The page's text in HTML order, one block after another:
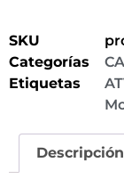
SKU
Categorías
Etiquetas
Descripción